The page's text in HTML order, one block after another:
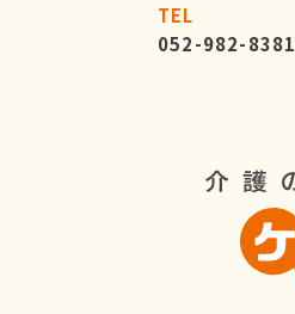
TEL
052-982-8381